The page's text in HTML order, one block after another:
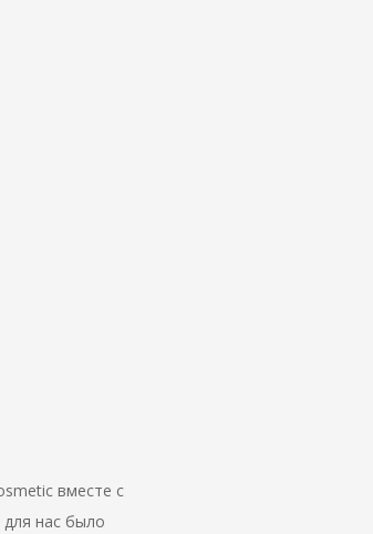
вместе с
нас было